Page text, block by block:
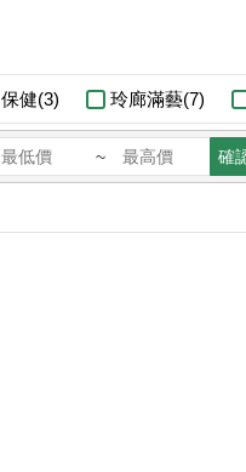
保健(3) 玲廊滿藝(7)
~ 確